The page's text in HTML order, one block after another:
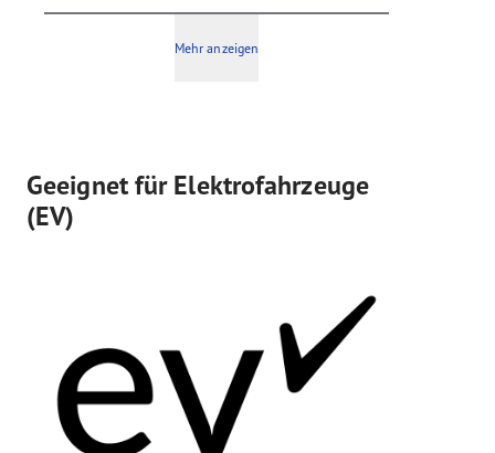
Mehr anzeigen
Geeignet für Elektrofahrzeuge
(EV)